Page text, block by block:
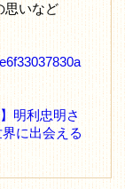
思いなど
明利忠明さ
に出会える